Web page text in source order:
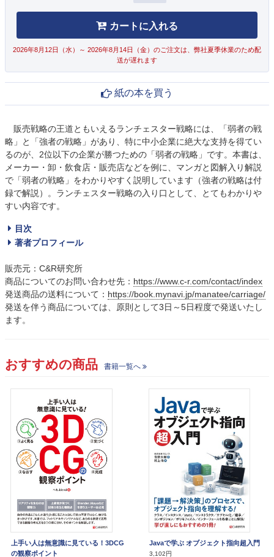
カートに入れる
2026年8月12日（水）～ 2026年8月14日（金）のご注文は、弊社夏季休業のため配
送が遅れます
紙の本を買う
販売戦略の王道ともいえるランチェスター戦略には、「弱者の戦
略」と「強者の戦略」があり、特に中小企業に絶大な支持を得てい
るのが、2位以下の企業が勝つための「弱者の戦略」です。本書は、
メーカー・卸・飲食店・販売店などを例に、マンガと図解入り解説
で「弱者の戦略」をわかりやすく説明しています（強者の戦略は付
録で解説）。ランチェスター戦略の入り口として、とてもわかりや
すい内容です。
目次
著者プロフィール
販売元：C&R研究所
商品についてのお問い合わせ先： https://www.c-r.com/contact/index
発送商品の送料について： https://book.mynavi.jp/manatee/carriage/
発送を伴う商品については、原則として3日～5日程度で発送いたし
ます。
おすすめの商品 書籍一覧へ
上手い人は無意識に見ている！3DCG
の観察ポイント
Javaで学ぶ オブジェクト指向超入門
3,102円